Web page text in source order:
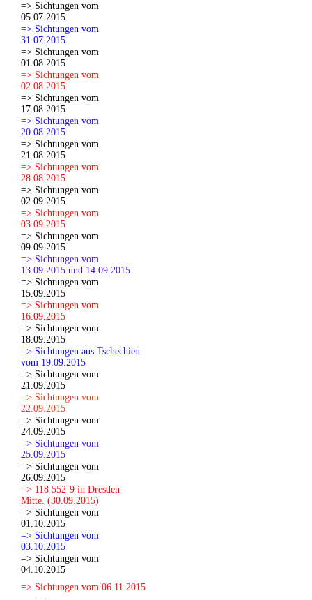
=> Sichtungen vom
05.07.2015
=> Sichtungen vom
31.07.2015
=> Sichtungen vom
01.08.2015
=> Sichtungen vom
02.08.2015
=> Sichtungen vom
17.08.2015
=> Sichtungen vom
20.08.2015
=> Sichtungen vom
21.08.2015
=> Sichtungen vom
28.08.2015
=> Sichtungen vom
02.09.2015
=> Sichtungen vom
03.09.2015
=> Sichtungen vom
09.09.2015
=> Sichtungen vom
13.09.2015 und 14.09.2015
=> Sichtungen vom
15.09.2015
=> Sichtungen vom
16.09.2015
=> Sichtungen vom
18.09.2015
=> Sichtungen aus Tschechien
vom 19.09.2015
=> Sichtungen vom
21.09.2015
=> Sichtungen vom
22.09.2015
=> Sichtungen vom
24.09.2015
=> Sichtungen vom
25.09.2015
=> Sichtungen vom
26.09.2015
=> 118 552-9 in Dresden
Mitte. (30.09.2015)
=> Sichtungen vom
01.10.2015
=> Sichtungen vom
03.10.2015
=> Sichtungen vom
04.10.2015
=> Sichtungen vom 06.11.2015